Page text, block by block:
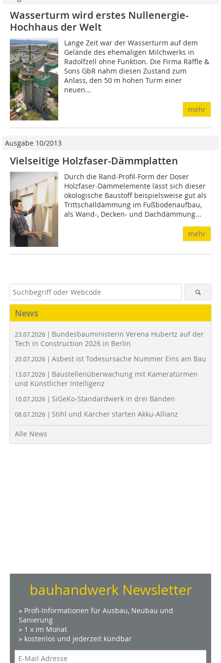
Wasserturm wird erstes Nullenergie-
Hochhaus der Welt
Lange Zeit war der Wasserturm auf dem
Gelände des ehemaligen Milchwerks in
Radolfzell ohne Funktion. Die Firma Räffle &
Sons GbR nahm diesen Zustand zum
Anlass, den 50 m hohen Turm einer
neuen...
mehr
Ausgabe 10/2013
Vielseitige Holzfaser-Dämmplatten
Durch die Rand-Profil-Form der Doser
Holzfaser-Dämmelemente lässt sich dieser
ökologische Baustoff beispielsweise gut als
Trittschalldämmung im Fußbodenaufbau,
als Wand-, Decken- und Dachdämmung...
mehr
News
23.07.2026 | Bundesbauministerin Verena Hubertz auf der
Tech in Construction 2026 in Berlin
20.07.2026 | Asbest ist Todesursache Nummer Eins am Bau
13.07.2026 | Baustellenüberwachung mit Kameratürmen
und Künstlicher Intelligenz
10.07.2026 | SiGeKo-Standardwerk in drei Bänden
08.07.2026 | Stihl und Kärcher starten Akku-Allianz
Alle News
bauhandwerk Newsletter
» Profi-Informationen für Ausbau, Neubau und
Sanierung
» 1 x im Monat
» kostenlos und jederzeit kündbar